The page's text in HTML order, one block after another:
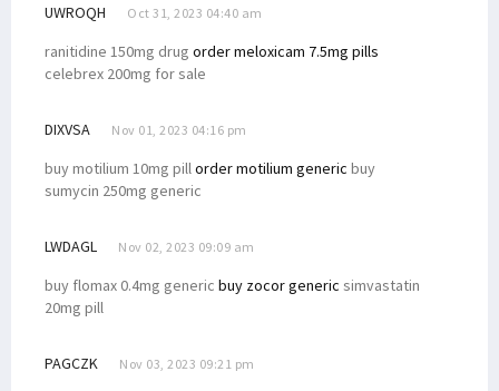
UWROQH Oct 31, 2023 04:40 am
ranitidine 150mg drug order meloxicam 7.5mg pills
celebrex 200mg for sale
DIXVSA Nov 01, 2023 04:16 pm
buy motilium 10mg pillorder motilium generic buy
sumycin 250mg generic
LWDAGL Nov 02, 2023 09:09 am
buy flomax 0.4mg generic buy zocor generic simvastatin
20mg pill
PAGCZK Nov 03, 2023 09:21 pm